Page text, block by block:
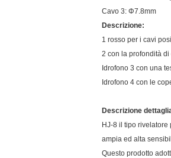
Cavo 3: Φ7.8mm
Descrizione:
1 rosso per i cavi
2 con la profondità
Idrofono 3 con una
Idrofono 4 con le
Descrizione
HJ-8 il tipo
ampia ed alta
Questo prodotto